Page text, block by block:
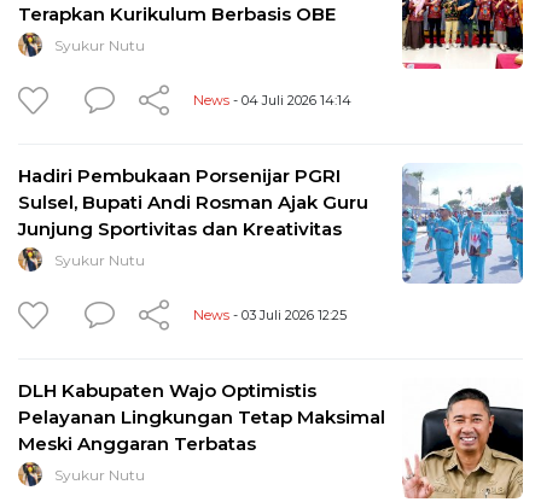
Terapkan Kurikulum Berbasis OBE
Syukur Nutu
News - 04 Juli 2026 14:14
Hadiri Pembukaan Porsenijar PGRI
Sulsel, Bupati Andi Rosman Ajak Guru
Junjung Sportivitas dan Kreativitas
Syukur Nutu
News - 03 Juli 2026 12:25
DLH Kabupaten Wajo Optimistis
Pelayanan Lingkungan Tetap Maksimal
Meski Anggaran Terbatas
Syukur Nutu